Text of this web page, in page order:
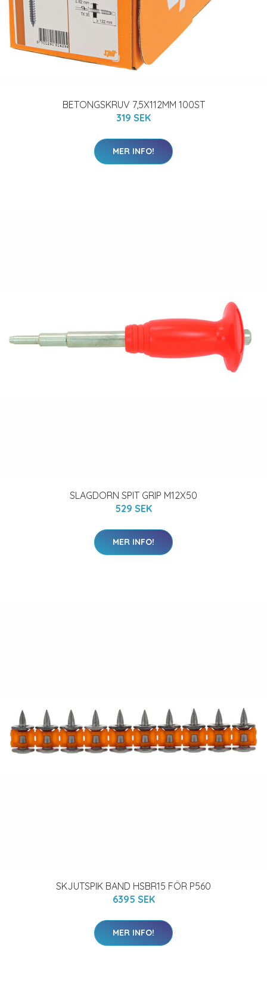
BETONGSKRUV 7,5X112MM 100ST
319 SEK
MER INFO!
SLAGDORN SPIT GRIP M12X50
529 SEK
MER INFO!
SKJUTSPIK BAND HSBR15 FÖR P560
6395 SEK
MER INFO!